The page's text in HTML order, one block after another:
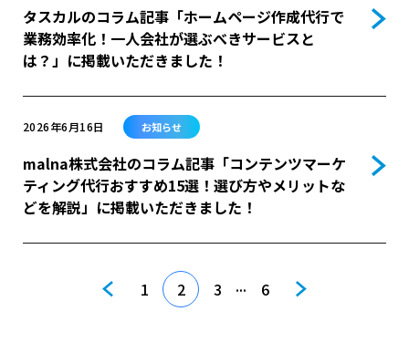
タスカルのコラム記事「ホームページ作成代行で
業務効率化！一人会社が選ぶべきサービスと
は？」に掲載いただきました！
2026年6月16日 お知らせ
malna株式会社のコラム記事「コンテンツマーケ
ティング代行おすすめ15選！選び方やメリットな
どを解説」に掲載いただきました！
1 2 3 ... 6